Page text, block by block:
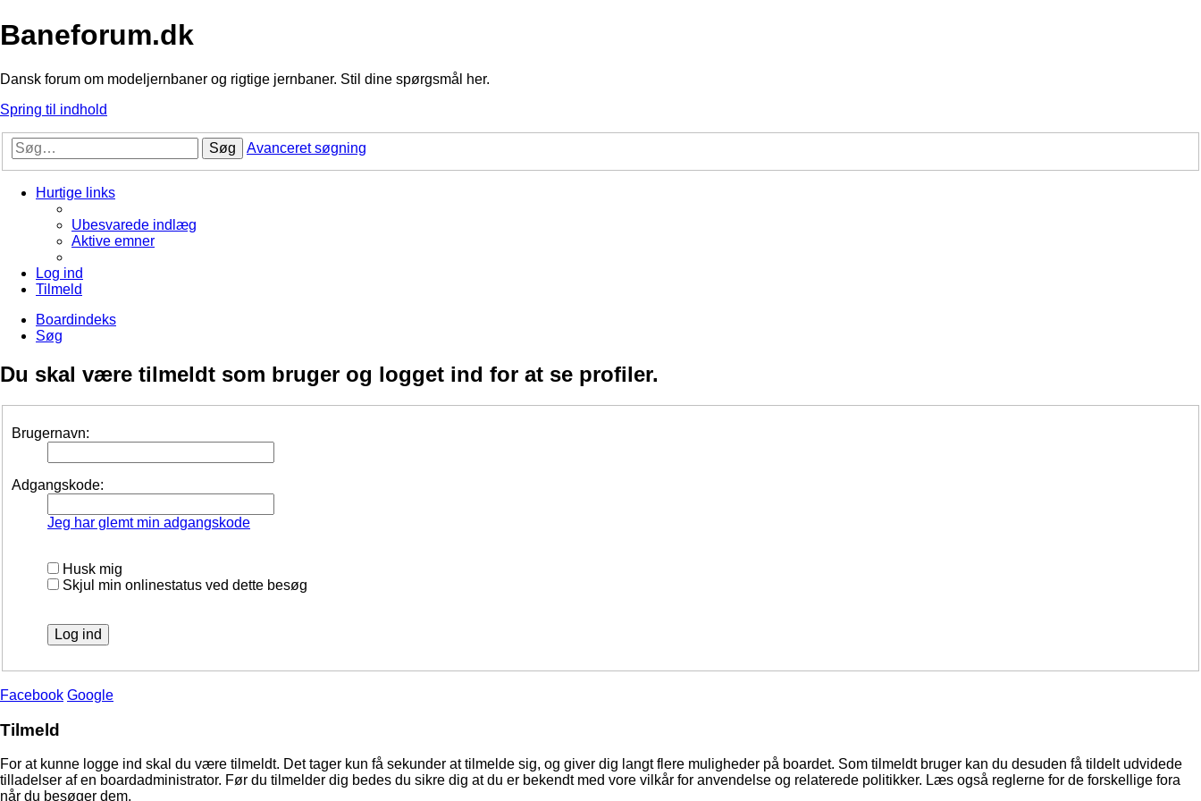
Baneforum.dk
Dansk forum om modeljernbaner og rigtige jernbaner. Stil dine spørgsmål her.
Spring til indhold
Søg Avanceret søgning
Hurtige links
Ubesvarede indlæg
Aktive emner
Log ind
Tilmeld
Boardindeks
Søg
Du skal være tilmeldt som bruger og logget ind for at se profiler.
Brugernavn:
Adgangskode:
Jeg har glemt min adgangskode
Husk mig
Skjul min onlinestatus ved dette besøg
Facebook Google
Tilmeld
For at kunne logge ind skal du være tilmeldt. Det tager kun få sekunder at tilmelde sig, og giver dig langt flere muligheder på boardet. Som tilmeldt bruger kan du desuden få tildelt udvidede
tilladelser af en boardadministrator. Før du tilmelder dig bedes du sikre dig at du er bekendt med vore vilkår for anvendelse og relaterede politikker. Læs også reglerne for de forskellige fora
når du besøger dem.